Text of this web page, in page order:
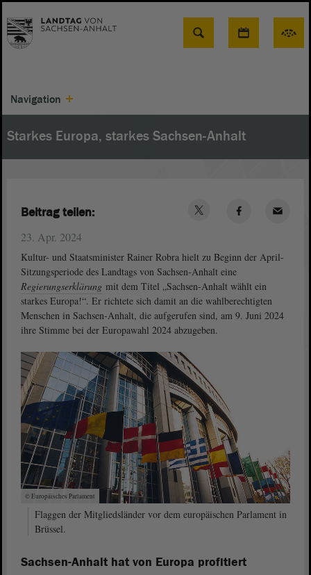
Suche
Navigation
Starkes Europa, starkes Sachsen-Anhalt
23. Apr. 2024
Kultur- und Staatsminister Rainer Robra hielt zu Beginn der April-
Sitzungsperiode des Landtags von Sachsen-Anhalt eine
Regierungserklärung mit dem Titel „Sachsen-Anhalt wählt ein
starkes Europa!“. Er richtete sich damit an die wahlberechtigten
Menschen in Sachsen-Anhalt, die aufgerufen sind, am 9. Juni 2024
ihre Stimme bei der Europawahl 2024 abzugeben.
© Europäisches Parlament
Flaggen der Mitgliedsländer vor dem europäischen Parlament in
Brüssel.
Sachsen-Anhalt hat von Europa profitiert
Beitrag teilen: